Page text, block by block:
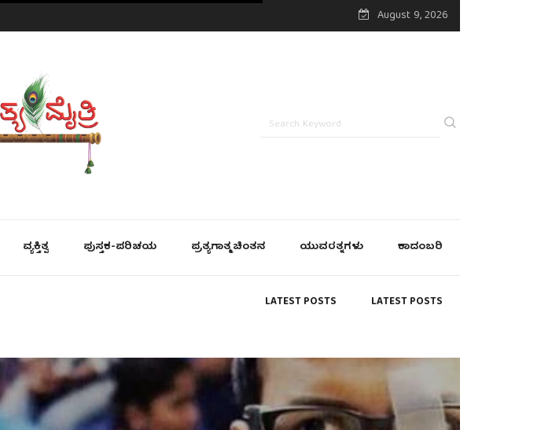
August 9, 2026
ವ್ಯಕ್ತಿತ್ವ ಪುಸ್ತಕ-ಪರಿಚಯ ಪ್ರತ್ಯಗಾತ್ಮ ಚಿಂತನ ಯುವರತ್ನಗಳು ಕಾದಂಬರಿ
LATEST POSTS LATEST POSTS